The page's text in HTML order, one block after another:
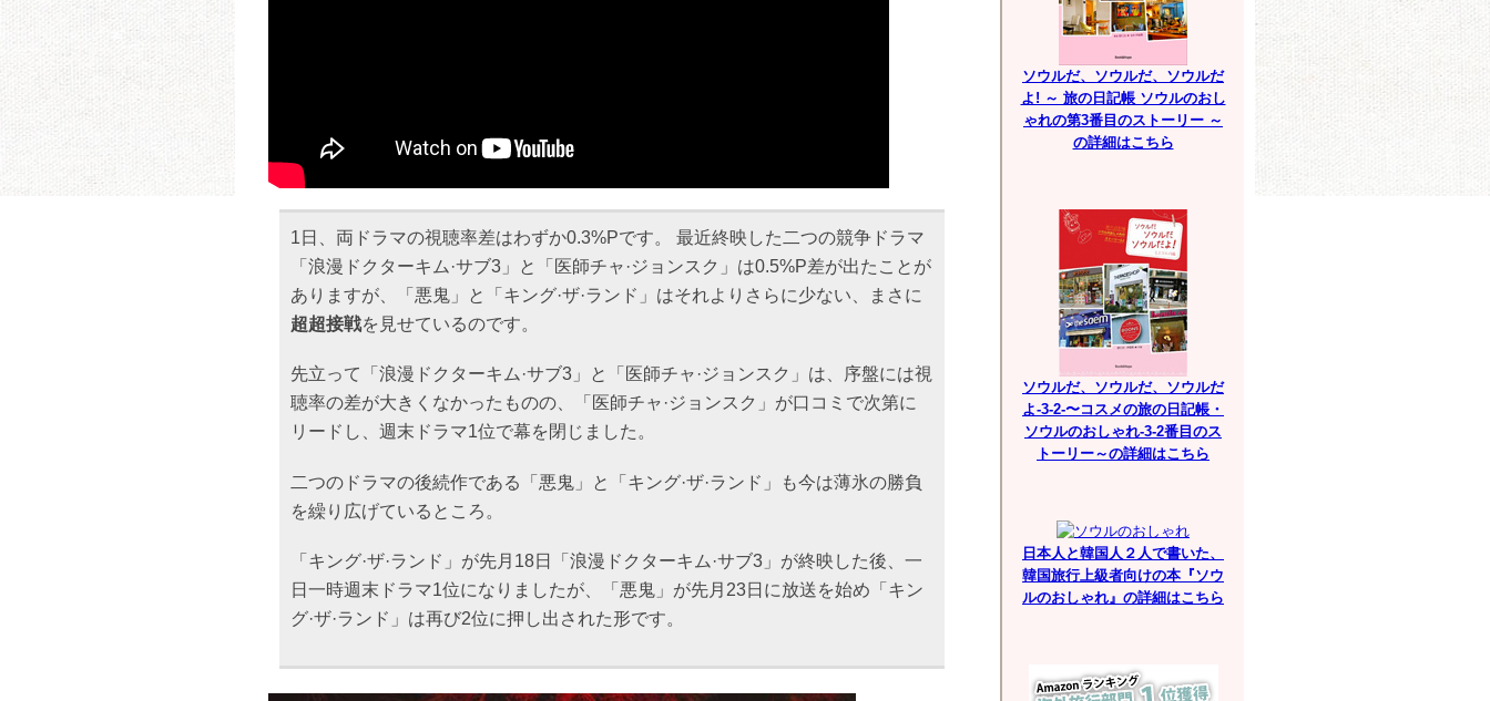
1日、両ドラマの視聴率差はわずか0.3%Pです。 最近終映した二つの競争ドラマ
「浪漫ドクターキム·サブ3」と「医師チャ·ジョンスク」は0.5%P差が出たことが
ありますが、「悪鬼」と「キング·ザ·ランド」はそれよりさらに少ない、まさに
超超接戦を見せているのです。
先立って「浪漫ドクターキム·サブ3」と「医師チャ·ジョンスク」は、序盤には視
聴率の差が大きくなかったものの、「医師チャ·ジョンスク」が口コミで次第に
リードし、週末ドラマ1位で幕を閉じました。
二つのドラマの後続作である「悪鬼」と「キング·ザ·ランド」も今は薄氷の勝負
を繰り広げているところ。
「キング·ザ·ランド」が先月18日「浪漫ドクターキム·サブ3」が終映した後、一
日一時週末ドラマ1位になりましたが、「悪鬼」が先月23日に放送を始め「キン
グ·ザ·ランド」は再び2位に押し出された形です。
ソウルだ、ソウルだ、ソウルだ
よ! ～ 旅の日記帳 ソウルのおし
ゃれの第3番目のストーリー ～
の詳細はこちら
ソウルだ、ソウルだ、ソウルだ
よ-3-2-〜コスメの旅の日記帳・
ソウルのおしゃれ-3-2番目のス
トーリー～の詳細はこちら
日本人と韓国人２人で書いた、
韓国旅行上級者向けの本『ソウ
ルのおしゃれ』の詳細はこちら